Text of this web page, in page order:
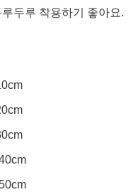
두루 착용하기 좋아요.